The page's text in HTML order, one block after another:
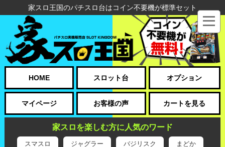
家スロ王国のパチスロ台はコイン不要機が標準セット
HOME スロット台 オプション
マイページ お客様の声 カートを見る
家スロを楽しむ方に人気のワード
スマスロ ジャグラー バジリスク まどか